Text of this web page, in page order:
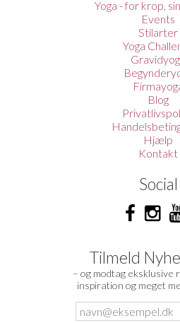
Yoga - for krop,
Events
Stilarter
Yoga
Blog
Hjælp
Kontakt
Social
Tilmeld
– og modtag eksklusive
inspiration og meget